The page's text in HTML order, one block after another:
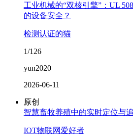
工业机械的“双核引擎”：UL
的设备安全？
检测认证的猫
1/126
yun2020
2026-06-11
原创
智慧畜牧养殖中的实时定位与
IOT物联网爱好者